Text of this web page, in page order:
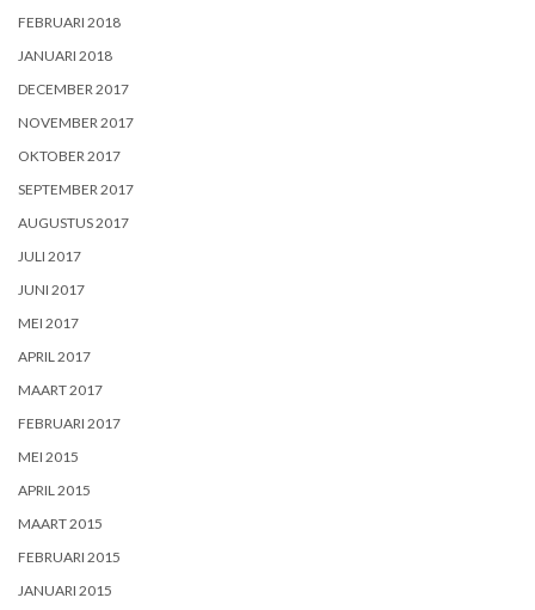
FEBRUARI 2018
JANUARI 2018
DECEMBER 2017
NOVEMBER 2017
OKTOBER 2017
SEPTEMBER 2017
AUGUSTUS 2017
JULI 2017
JUNI 2017
MEI 2017
APRIL 2017
MAART 2017
FEBRUARI 2017
MEI 2015
APRIL 2015
MAART 2015
FEBRUARI 2015
JANUARI 2015